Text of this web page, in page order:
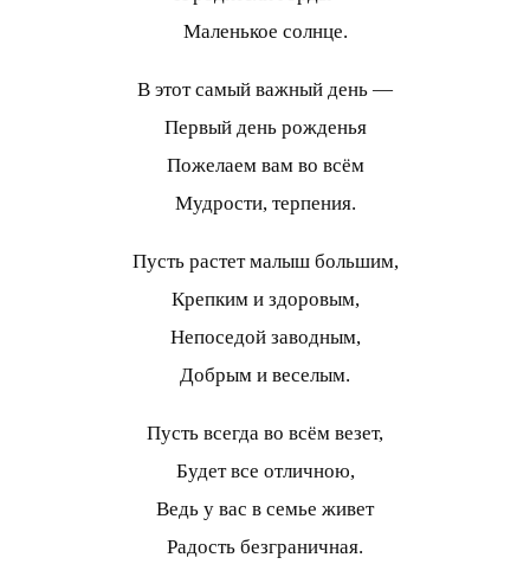
Маленькое солнце.
В этот самый важный день —
Первый день рожденья
Пожелаем вам во всём
Мудрости, терпения.
Пусть растет малыш большим,
Крепким и здоровым,
Непоседой заводным,
Добрым и веселым.
Пусть всегда во всём везет,
Будет все отличною,
Ведь у вас в семье живет
Радость безграничная.